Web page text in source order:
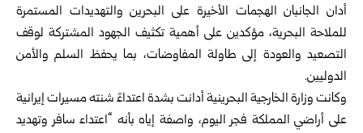
أدان الجانبان الهجمات الأخيرة على البحرين والتهديدات المستمرة
للملاحة البحرية، مؤكدين على أهمية تكثيف الجهود المشتركة لوقف
التصعيد والعودة إلى طاولة المفاوضات، بما يحفظ السلم والأمن
الدوليين.
وكانت وزارة الخارجية البحرينية أدانت بشدة اعتداءً شنته مسيرات إيرانية
على أراضي المملكة فجر اليوم، واصفة إياه بأنه “اعتداء سافر وتهديد